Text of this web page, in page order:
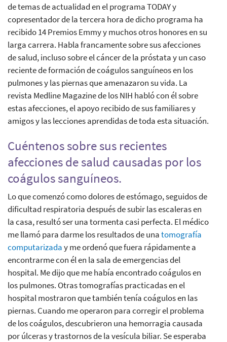
de temas de actualidad en el programa TODAY y
copresentador de la tercera hora de dicho programa ha
recibido 14 Premios Emmy y muchos otros honores en su
larga carrera. Habla francamente sobre sus afecciones
de salud, incluso sobre el cáncer de la próstata y un caso
reciente de formación de coágulos sanguíneos en los
pulmones y las piernas que amenazaron su vida. La
revista Medline Magazine de los NIH habló con él sobre
estas afecciones, el apoyo recibido de sus familiares y
amigos y las lecciones aprendidas de toda esta situación.
Cuéntenos sobre sus recientes
afecciones de salud causadas por los
coágulos sanguíneos.
Lo que comenzó como dolores de estómago, seguidos de
dificultad respiratoria después de subir las escaleras en
la casa, resultó ser una tormenta casi perfecta. El médico
me llamó para darme los resultados de unatomografía
computarizaday me ordenó que fuera rápidamente a
encontrarme con él en la sala de emergencias del
hospital. Me dijo que me había encontrado coágulos en
los pulmones. Otras tomografías practicadas en el
hospital mostraron que también tenía coágulos en las
piernas. Cuando me operaron para corregir el problema
de los coágulos, descubrieron una hemorragia causada
por úlceras y trastornos de la vesícula biliar. Se esperaba